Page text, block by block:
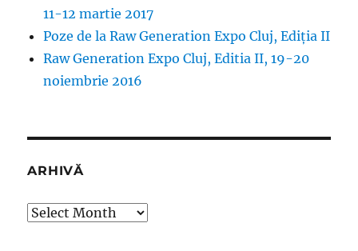
11-12 martie 2017
Poze de la Raw Generation Expo Cluj, Ediția II
Raw Generation Expo Cluj, Editia II, 19-20
noiembrie 2016
ARHIVĂ
Arhivă